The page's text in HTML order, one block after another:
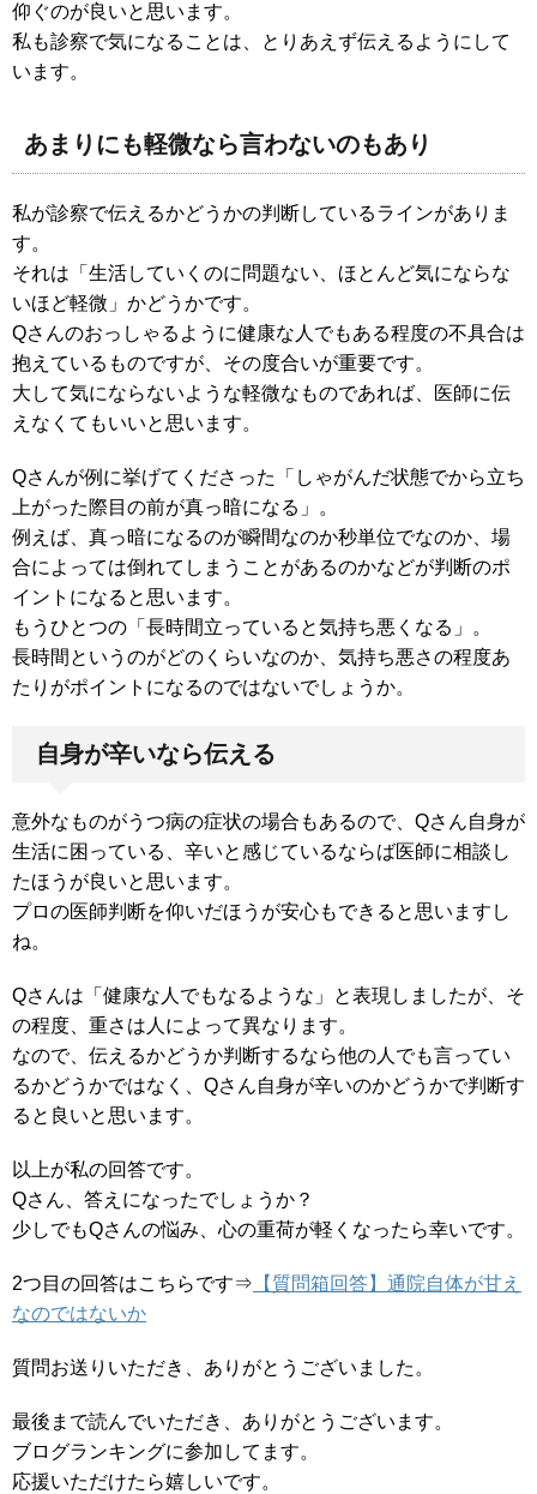
仰ぐのが良いと思います。
私も診察で気になることは、とりあえず伝えるようにして
います。
あまりにも軽微なら言わないのもあり
私が診察で伝えるかどうかの判断しているラインがありま
す。
それは「生活していくのに問題ない、ほとんど気にならな
いほど軽微」かどうかです。
Qさんのおっしゃるように健康な人でもある程度の不具合は
抱えているものですが、その度合いが重要です。
大して気にならないような軽微なものであれば、医師に伝
えなくてもいいと思います。
Qさんが例に挙げてくださった「しゃがんだ状態でから立ち
上がった際目の前が真っ暗になる」。
例えば、真っ暗になるのが瞬間なのか秒単位でなのか、場
合によっては倒れてしまうことがあるのかなどが判断のポ
イントになると思います。
もうひとつの「長時間立っていると気持ち悪くなる」。
長時間というのがどのくらいなのか、気持ち悪さの程度あ
たりがポイントになるのではないでしょうか。
自身が辛いなら伝える
意外なものがうつ病の症状の場合もあるので、Qさん自身が
生活に困っている、辛いと感じているならば医師に相談し
たほうが良いと思います。
プロの医師判断を仰いだほうが安心もできると思いますし
ね。
Qさんは「健康な人でもなるような」と表現しましたが、そ
の程度、重さは人によって異なります。
なので、伝えるかどうか判断するなら他の人でも言ってい
るかどうかではなく、Qさん自身が辛いのかどうかで判断す
ると良いと思います。
以上が私の回答です。
Qさん、答えになったでしょうか？
少しでもQさんの悩み、心の重荷が軽くなったら幸いです。
2つ目の回答はこちらです⇒ 【質問箱回答】通院自体が甘え
なのではないか
質問お送りいただき、ありがとうございました。
最後まで読んでいただき、ありがとうございます。
ブログランキングに参加してます。
応援いただけたら嬉しいです。